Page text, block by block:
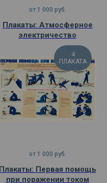
от 1 000 руб.
Плакаты: Атмосферное
электричество
4
ПЛАКАТА
от 1 000 руб.
Плакаты: Первая помощь
при поражении током